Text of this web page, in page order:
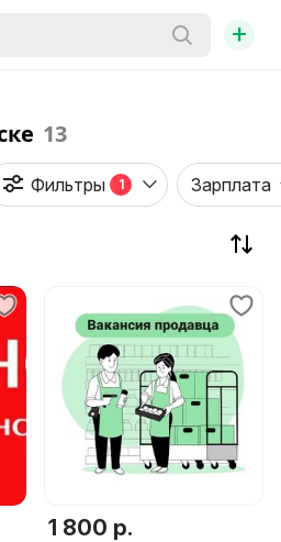
+
13
Фильтры 1 Зарплата
1 800 р.